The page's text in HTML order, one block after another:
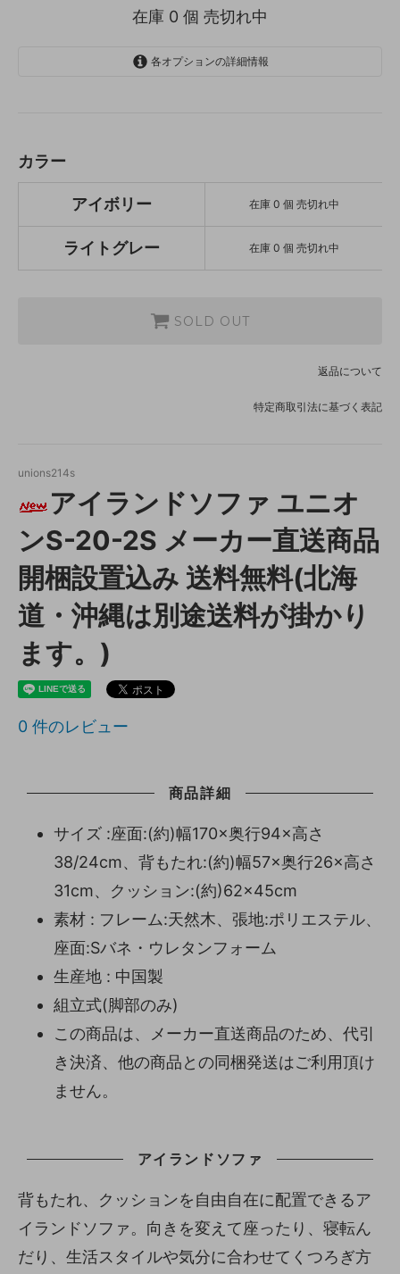
在庫 0 個 売切れ中
各オプションの詳細情報
在庫 0 個 売切れ中
カラー
アイボリー 在庫 0 個 売切れ中
ライトグレー 在庫 0 個 売切れ中
SOLD OUT
返品について
特定商取引法に基づく表記
unions214s
アイランドソファ ユニオ
ンS-20-2S メーカー直送商品
開梱設置込み 送料無料(北海
道・沖縄は別途送料が掛かり
ます。)
0 件のレビュー
商品詳細
サイズ :座面:(約)幅170×奥行94×高さ
38/24cm、背もたれ:(約)幅57×奥行26×高さ
31cm、クッション:(約)62×45cm
素材 : フレーム:天然木、張地:ポリエステル、
座面:Sバネ・ウレタンフォーム
生産地 : 中国製
組立式(脚部のみ)
この商品は、メーカー直送商品のため、代引
き決済、他の商品との同梱発送はご利用頂け
ません。
アイランドソファ
背もたれ、クッションを自由自在に配置できるア
イランドソファ。向きを変えて座ったり、寝転ん
だり、生活スタイルや気分に合わせてくつろぎ方